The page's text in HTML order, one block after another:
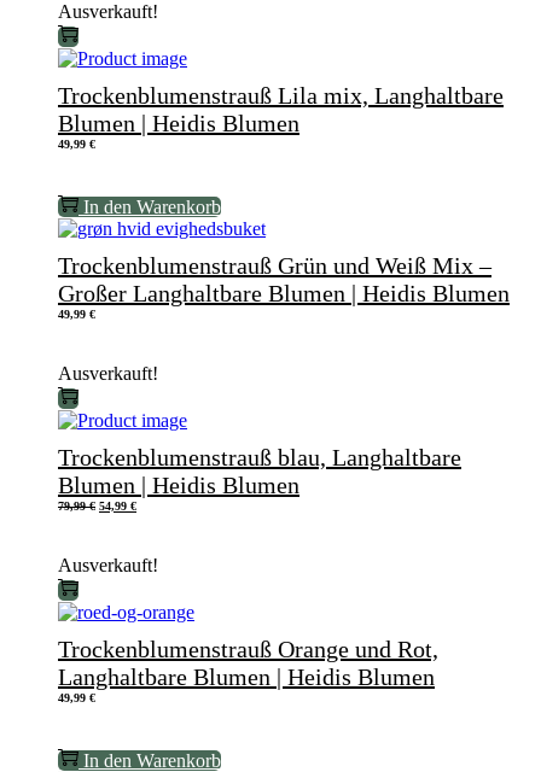
Ausverkauft!
Trockenblumenstrauß Lila mix, Langhaltbare
Blumen | Heidis Blumen
49,99 €
In den Warenkorb
Trockenblumenstrauß Grün und Weiß Mix –
Großer Langhaltbare Blumen | Heidis Blumen
49,99 €
Ausverkauft!
Trockenblumenstrauß blau, Langhaltbare
Blumen | Heidis Blumen
79,99€ Ursprünglicher
54,99 €Aktueller
Ausverkauft!
Trockenblumenstrauß Orange und Rot,
Langhaltbare Blumen | Heidis Blumen
49,99 €
In den Warenkorb